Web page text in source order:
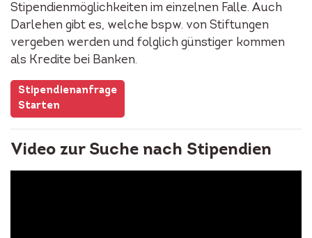
Stipendienmöglichkeiten im einzelnen Falle. Auch
Darlehen gibt es, welche bspw. von Stiftungen
vergeben werden und folglich günstiger kommen
als Kredite bei Banken.
Stipendienanfrage
Starten
Video zur Suche nach Stipendien